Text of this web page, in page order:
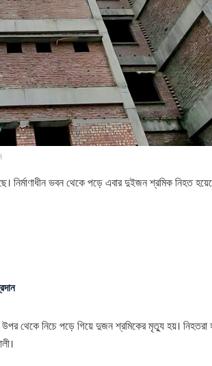
ঝরছে। নির্মাণাধীন ভবন থেকে পড়ে এবার দুইজন শ্রমিক
থেকে নিচে পড়ে গিয়ে দুজন শ্রমিকের মৃত্যু হয়। নিহতরা